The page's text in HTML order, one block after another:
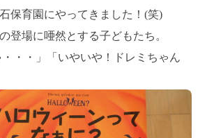
保育園にやってきました！(笑)
登場に唖然とする子どもたち。
・・・」「いやいや！ドレミちゃん